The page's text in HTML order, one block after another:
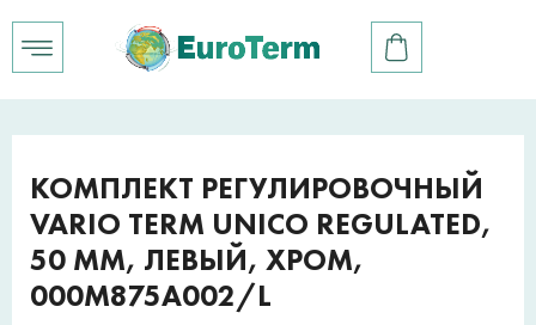
КОМПЛЕКТ РЕГУЛИРОВОЧНЫЙ
VARIO TERM UNICO REGULATED,
50 ММ, ЛЕВЫЙ, ХРОМ,
000M875A002/L